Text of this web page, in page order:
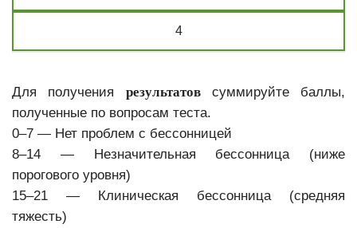
4
Для получения результатовсуммируйте баллы,
полученные по вопросам теста.
0–7 — Нет проблем с бессонницей
8–14 — Незначительная бессонница (ниже
порогового уровня)
15–21 — Клиническая бессонница (средняя
тяжесть)